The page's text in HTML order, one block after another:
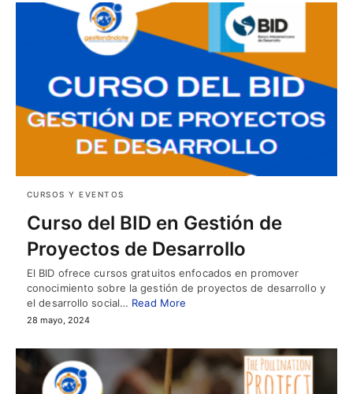
CURSOS Y EVENTOS
Curso del BID en Gestión de
Proyectos de Desarrollo
El BID ofrece cursos gratuitos enfocados en promover
conocimiento sobre la gestión de proyectos de desarrollo y
el desarrollo social… Read More
28 mayo, 2024